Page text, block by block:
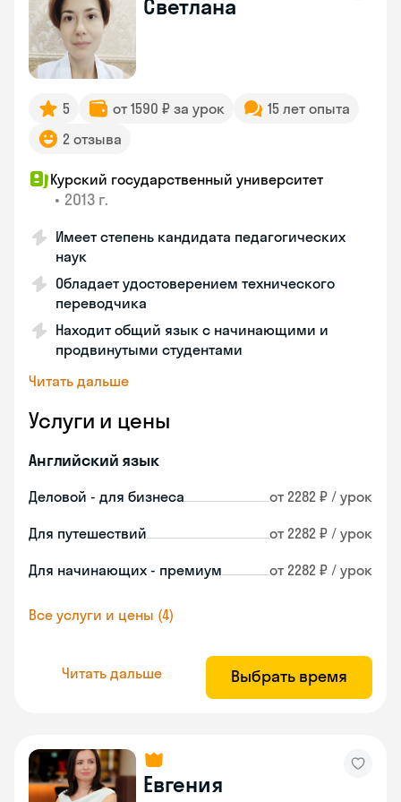
Светлана
5 от 1590 ₽ за урок
15 лет опыта
2 отзыва
Курский государственный университет
• 2013 г.
Имеет степень кандидата педагогических
наук
Обладает удостоверением технического
переводчика
Находит общий язык с начинающими и
продвинутыми студентами
Читать дальше
Услуги и цены
Английский язык
Деловой - для бизнеса от 2282 ₽ / урок
Для путешествий от 2282 ₽ / урок
Для начинающих - премиум от 2282 ₽ / урок
Все услуги и цены (4)
Читать дальше Выбрать время
Евгения